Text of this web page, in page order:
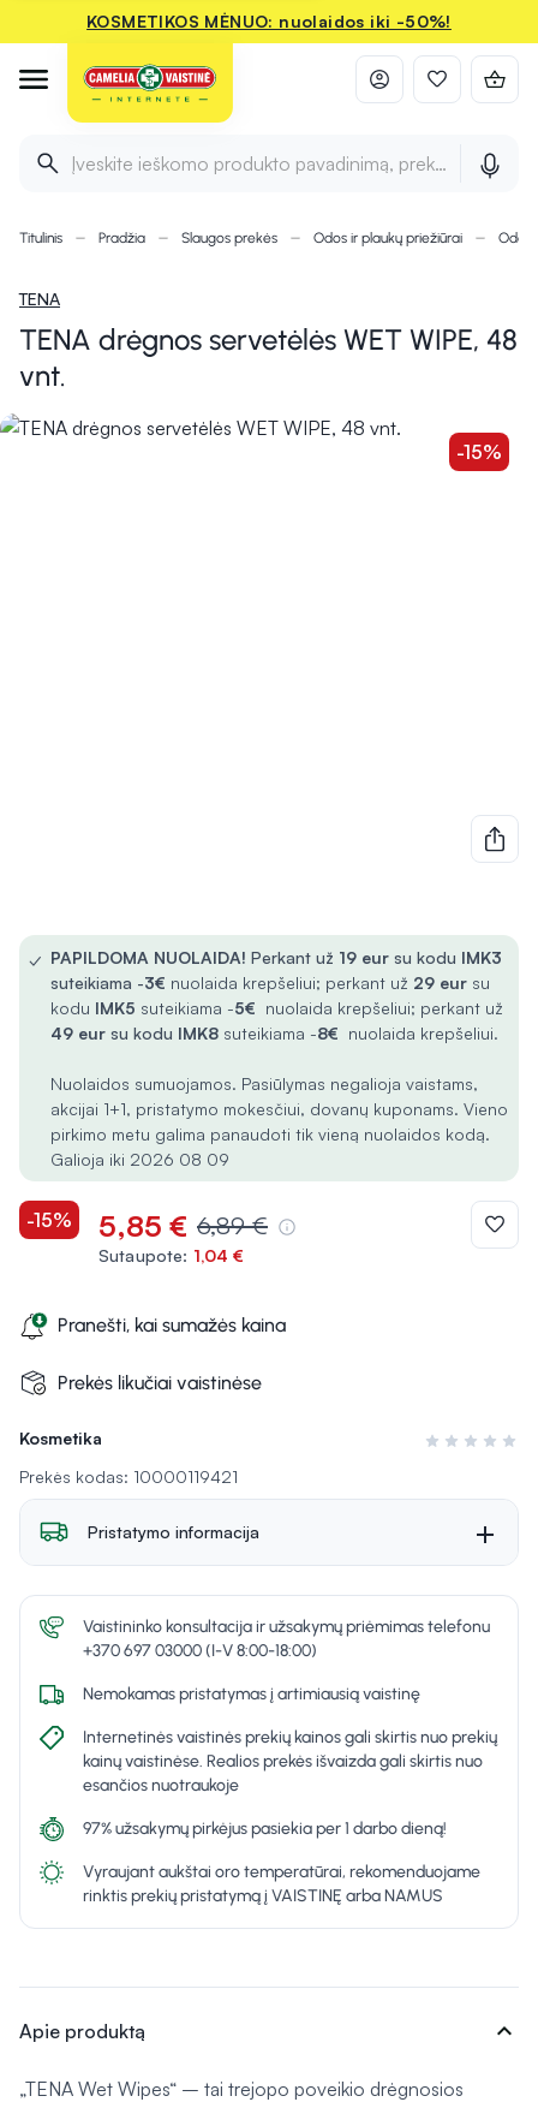
KOSMETIKOS MĖNUO: nuolaidos iki -50%!
Įveskite ieškomo produkto pavadinimą, prekės ženklą ir
Titulinis Pradžia Slaugos prekės Odos ir plaukų priežiūrai Odos
TENA
TENA drėgnos servetėlės WET WIPE, 48
vnt.
-15%
Kosmetika
Įvertinimas 0
Prekės kodas: 10000119421
✓ PAPILDOMA NUOLAIDA! Perkant už 19 eur su kodu IMK3
suteikiama -3€ nuolaida krepšeliui; perkant už 29 eur su
kodu IMK5 suteikiama -5€ nuolaida krepšeliui; perkant už
49 eur su kodu IMK8 suteikiama -8€ nuolaida krepšeliui.
Nuolaidos sumuojamos. Pasiūlymas negalioja vaistams,
akcijai 1+1, pristatymo mokesčiui, dovanų kuponams. Vieno
pirkimo metu galima panaudoti tik vieną nuolaidos kodą.
Galioja iki 2026 08 09
-15% 5,85 € 6,89 €
Sutaupote: 1,04 €
Pranešti, kai sumažės kaina
Prekės likučiai vaistinėse
Pristatymo informacija
Vaistininko konsultacija ir užsakymų priėmimas telefonu
+370 697 03000 (I-V 8:00-18:00)
Nemokamas pristatymas į artimiausią vaistinę
Internetinės vaistinės prekių kainos gali skirtis nuo prekių
kainų vaistinėse. Realios prekės išvaizda gali skirtis nuo
esančios nuotraukoje
97% užsakymų pirkėjus pasiekia per 1 darbo dieną!
Vyraujant aukštai oro temperatūrai, rekomenduojame
rinktis prekių pristatymą į VAISTINĘ arba NAMUS
Apie produktą expand_more
„TENA Wet Wipes“ – tai trejopo poveikio drėgnosios